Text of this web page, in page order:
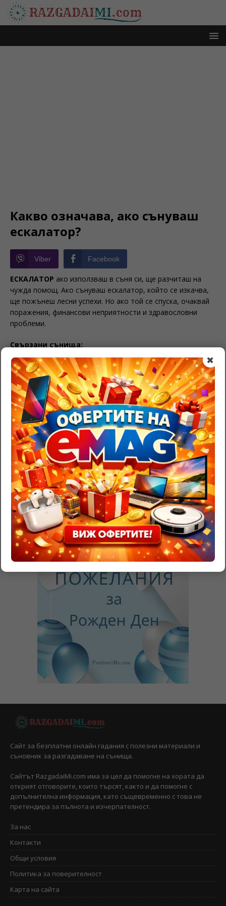
✖
Какво означава, ако сънуваш
ескалатор?
Viber Facebook
ЕСКАЛАТОР ако използваш в съня си, ще разчиташ на
чужда помощ. Ако сънуваш ескалатор, който се изкачва,
ще пожънеш лесни успехи. Но ако той се спуска, очаквай
поражения, финансови неприятности и здравословни
проблеми.
Свързани сънища:
Значение на светулка в съня
Да сънуваш сополи – тълкуване
Тълкуване на сън с лешници
BE THE FIRST TO COMMENT
Leave a Reply
Трябва давлезете, за да публикувате коментар.
RazgadaiMi.com>Съновник – тълкуване на сънища>
Ескалатор
Сайт за безплатни онлайн гадания с полезни материали и
съновник за разгадаване на сънища.
Сайтът RazgadaiMi.com има за цел да помогне на хората да
открият отговорите, които търсят, както и да помогне с
допълнителна информация, като същевременно с това не
претендира за пълнота и изчерпателност.
За нас
Контакти
Общи условия
Политика за поверителност
Карта на сайта